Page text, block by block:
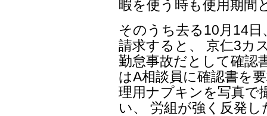
暇を使う時も使用期間
そのうち去る10月14
請求すると、 京仁3カ
勤怠事故だとして確認
はA相談員に確認書を
理用ナプキンを写真で
い、 労組が強く反発し